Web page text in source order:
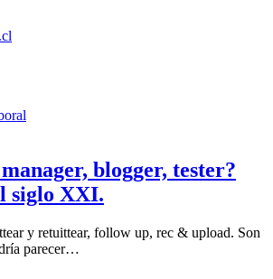
blogger, tester?
siglo XXI.
y retuittear, follow up, rec & upload. Son
parecer…